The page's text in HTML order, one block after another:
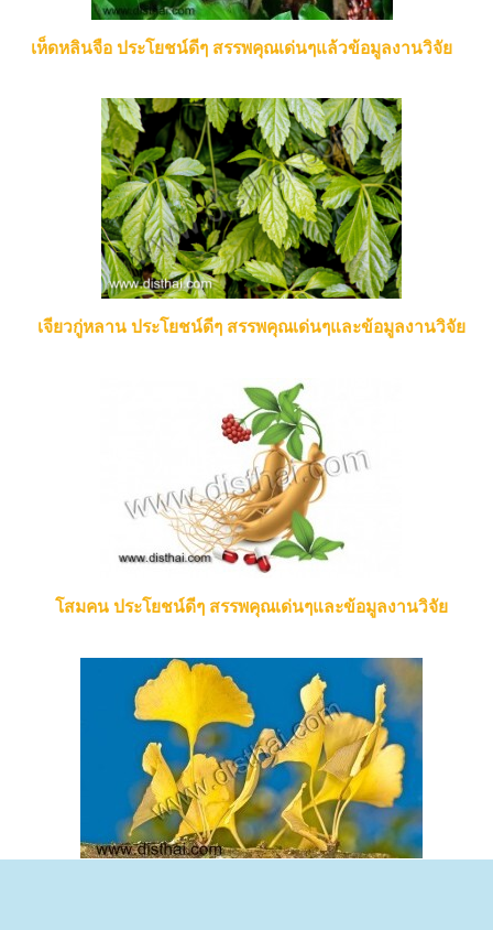
เห็ดหลินจือ ประโยชน์ดีๆ สรรพคุณเด่นๆแล้วข้อมูลงานวิจัย
เจียวกู่หลาน ประโยชน์ดีๆ สรรพคุณเด่นๆและข้อมูลงานวิจัย
โสมคน ประโยชน์ดีๆ สรรพคุณเด่นๆและข้อมูลงานวิจัย